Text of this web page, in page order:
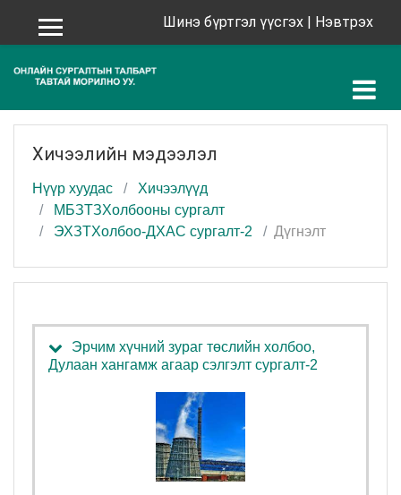
Хажуугийн самбар Шинэ бүртгэл үүсгэх | Нэвтрэх
Хичээлийн мэдээлэл
Нүүр хуудас
Хичээлүүд
МБЗТЗХолбооны сургалт
ЭХЗТХолбоо-ДХАС сургалт-2
Дүгнэлт
Эрчим хүчний зураг төслийн холбоо,
Дулаан хангамж агаар сэлгэлт сургалт-2